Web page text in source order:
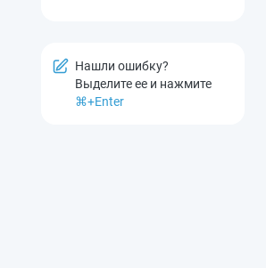
Нашли ошибку?
Выделите ее и нажмите
⌘+Enter